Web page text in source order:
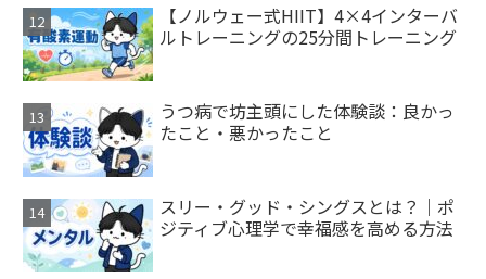
【ノルウェー式HIIT】4×4インターバ
ルトレーニングの25分間トレーニング
うつ病で坊主頭にした体験談：良かっ
たこと・悪かったこと
スリー・グッド・シングスとは？｜ポ
ジティブ心理学で幸福感を高める方法